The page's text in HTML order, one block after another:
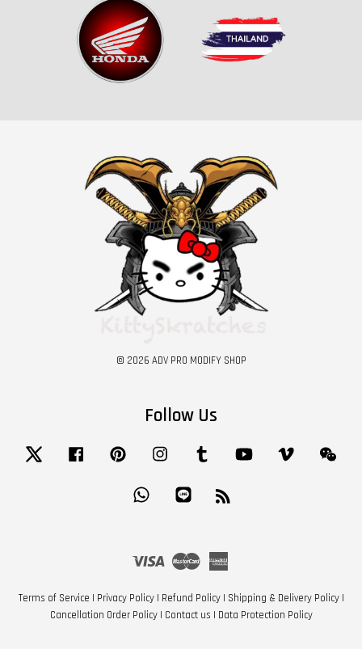
© 2026 ADV PRO MODIFY SHOP
Follow Us
Twitter Facebook Pinterest Instagram Tumblr YouTube Vimeo
Whatsapp
Visa Master
Terms of Service | Privacy Policy| Refund Policy| Shipping & Delivery Policy|
Cancellation Order Policy| Contact us | Data Protection Policy